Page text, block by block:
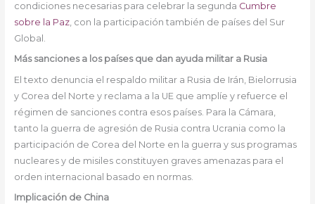
condiciones necesarias para celebrar la segunda Cumbre
sobre la Paz, con la participación también de países del Sur
Global.
Más sanciones a los países que dan ayuda militar a Rusia
El texto denuncia el respaldo militar a Rusia de Irán, Bielorrusia
y Corea del Norte y reclama a la UE que amplíe y refuerce el
régimen de sanciones contra esos países. Para la Cámara,
tanto la guerra de agresión de Rusia contra Ucrania como la
participación de Corea del Norte en la guerra y sus programas
nucleares y de misiles constituyen graves amenazas para el
orden internacional basado en normas.
Implicación de China